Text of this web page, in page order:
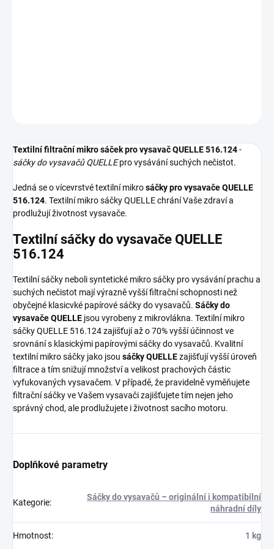
Textilní filtrační mikro sáček pro vysavač QUELLE 516.124-
sáčky do vysavačů QUELLEpro vysávání suchých nečistot.
Jedná se o vícevrstvé textilní mikrosáčky pro vysavače QUELLE
516.124. Textilní mikro sáčky QUELLE chrání Vaše zdraví a
prodlužují životnost vysavače.
Textilní sáčky do vysavače QUELLE
516.124
Textilní sáčky neboli syntetické mikro sáčky pro vysávání prachu a
suchých nečistot mají výrazně vyšší filtrační schopnosti než
obyčejné klasicvké papírové sáčky do vysavačů. Sáčky do
vysavače QUELLE jsou vyrobeny z mikrovlákna. Textilní mikro
sáčky QUELLE 516.124 zajišťují až o 70% vyšší účinnost ve
srovnání s klasickými papírovými sáčky do vysavačů. Kvalitní
textilní mikro sáčky jako jsou sáčky QUELLEzajišťují vyšší úroveň
filtrace a tím snižují množství a velikost prachových částic
vyfukovaných vysavačem. V případě, že pravidelně vyměňujete
filtrační sáčky ve Vašem vysavači zajišťujete tím nejen jeho
správný chod, ale prodlužujete i životnost sacího motoru.
Doplňkové parametry
Kategorie:
Sáčky do vysavačů – originální i kompatibilní
náhradní díly
Hmotnost: 1 kg